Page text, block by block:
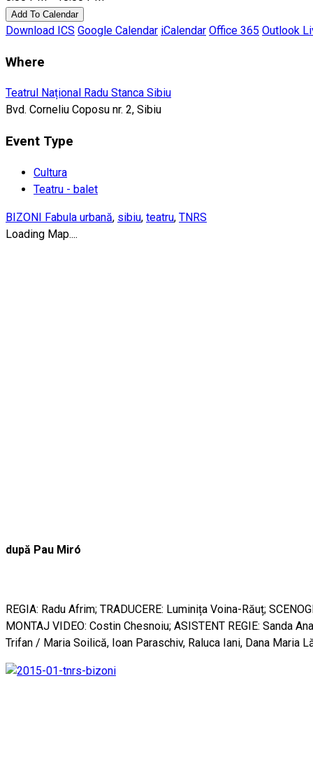
Add To Calendar
Download ICS Google Calendar iCalendar Office 365 Outlook
Where
Teatrul Național Radu Stanca Sibiu
Bvd. Corneliu Coposu nr. 2, Sibiu
Event Type
Cultura
Teatru - balet
BIZONI Fabula urbană, sibiu, teatru, TNRS
Loading Map....
după Pau Miró
REGIA: Radu Afrim; TRADUCERE: Luminița Voina-Răuț;
MONTAJ VIDEO: Costin Chesnoiu; ASISTENT REGIE: Sanda
Trifan / Maria Soilică, Ioan Paraschiv, Raluca Iani, Dana Maria